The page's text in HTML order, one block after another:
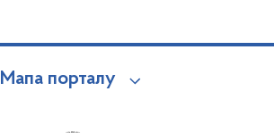
Мапа порталу